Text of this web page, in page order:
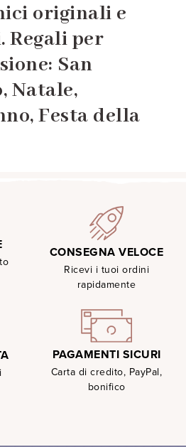
originali e
Regali per
San
Natale,
Festa della
CONSEGNA VELOCE
Ricevi i tuoi ordini
rapidamente
PAGAMENTI SICURI
Carta di credito, PayPal,
bonifico